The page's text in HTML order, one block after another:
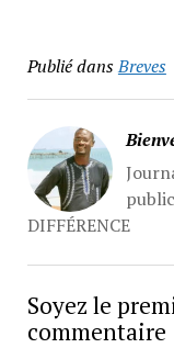
Publié dansBreves
DIFFÉRENCE
Soyez le
commentaire